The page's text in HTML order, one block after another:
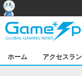
ホーム アクセスラ